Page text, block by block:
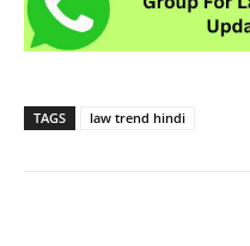
TAGS law trend hindi